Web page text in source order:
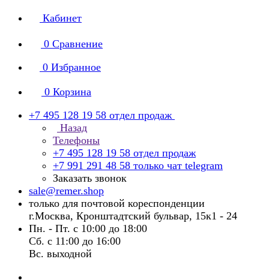
Кабинет
0 Сравнение
0 Избранное
0 Корзина
+7 495 128 19 58 отдел продаж
Назад
Телефоны
+7 495 128 19 58 отдел продаж
+7 991 291 48 58 только чат telegram
Заказать звонок
sale@remer.shop
только для почтовой кореспонденции
г.Москва, Кронштадтский бульвар, 15к1 - 24
Пн. - Пт. с 10:00 до 18:00
Сб. с 11:00 до 16:00
Вс. выходной